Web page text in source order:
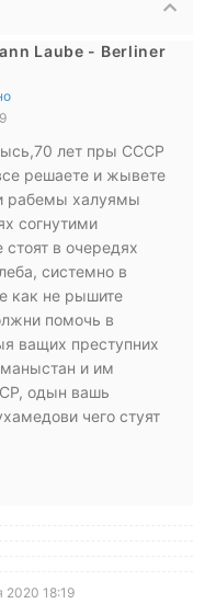
Laube - Berliner
лет пры СССР
решаете и жывете
рабемы халуямы
согнутими
в очередях
системно в
как не рышите
помочь в
ващих преступних
и им
одын вашь
чего стуят
2020 18:19